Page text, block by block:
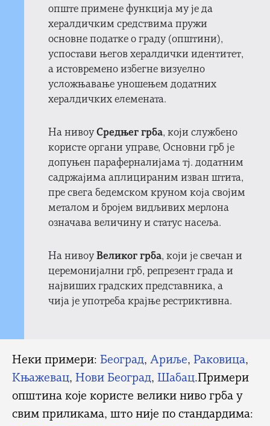
опште примене функција му је да
хералдичким средствима пружи
основне податке о граду (општини),
успостави његов хералдички идентитет,
а истовремено избегне визуелно
усложњавање уношењем додатних
хералдичких елемената.
На нивоуСредњег грба, који службено
користе органи управе, Основни грб је
допуњен параферналијама тј. додатним
садржајима аплицираним изван штита,
пре свега бедемском круном која својим
металом и бројем видљивих мерлона
означава величину и статус насеља.
На нивоуВеликог грба, који је свечан и
церемонијални грб, репрезент града и
највиших градских представника, а
чија је употреба крајње рестриктивна.
Неки примери: Београд, Ариље, Раковица,
Књажевац, Нови Београд, Шабац.Примери
општина које користе велики ниво грба у
свим приликама, што није по стандардима: